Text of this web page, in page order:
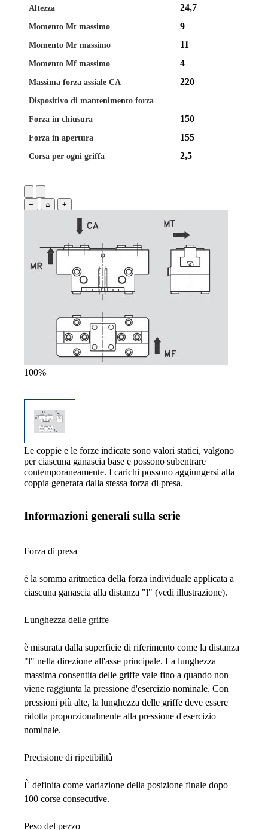
Altezza 24,7
Momento Mt massimo 9
Momento Mr massimo 11
Momento Mf massimo 4
Massima forza assiale CA 220
Dispositivo di mantenimento forza
Forza in chiusura
150
Forza in apertura 155
Corsa per ogni griffa 2,5
− ⌂ +
100%
Le coppie e le forze indicate sono valori statici, valgono
per ciascuna ganascia base e possono subentrare
contemporaneamente. I carichi possono aggiungersi alla
coppia generata dalla stessa forza di presa.
Informazioni generali sulla serie
Forza di presa
è la somma aritmetica della forza individuale applicata a
ciascuna ganascia alla distanza "l" (vedi illustrazione).
Lunghezza delle griffe
è misurata dalla superficie di riferimento come la distanza
"l" nella direzione all'asse principale. La lunghezza
massima consentita delle griffe vale fino a quando non
viene raggiunta la pressione d'esercizio nominale. Con
pressioni più alte, la lunghezza delle griffe deve essere
ridotta proporzionalmente alla pressione d'esercizio
nominale.
Precisione di ripetibilità
È definita come variazione della posizione finale dopo
100 corse consecutive.
Peso del pezzo